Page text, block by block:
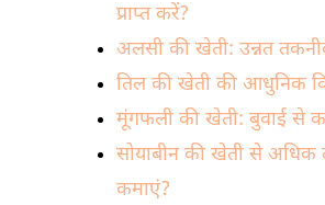
प्राप्त करें?
अलसी की खेती: उन्नत
तिल की खेती की आधुनिक
मूंगफली की खेती: बुवाई से
सोयाबीन की खेती से
कमाएं?